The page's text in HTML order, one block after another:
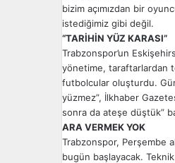
bizim açımızdan bir
istediğimiz gibi değil.
“TARİHİN YÜZ KARASI”
Trabzonspor’un
yönetime, taraftarlardan
futbolcular oluşturdu.
yüzmez”, İlkhaber
sonra da ateşe düştük”
ARA VERMEK YOK
Trabzonspor, Perşembe
bugün başlayacak.